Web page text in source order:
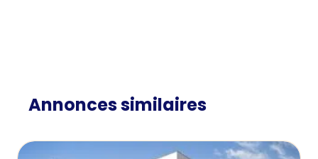
Annonces similaires